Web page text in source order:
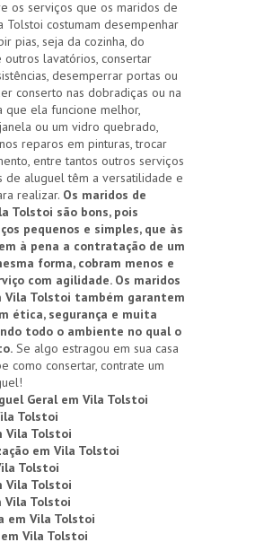
os serviços que os maridos de
Tolstoi costumam desempenhar
pias, seja da cozinha, do
lavatórios, consertar
desemperrar portas ou
conserto nas dobradiças ou na
que ela funcione melhor,
ou um vidro quebrado,
reparos em pinturas, trocar
entre tantos outros serviços
de aluguel têm a versatilidade e
realizar. Os maridos de
Tolstoi são bons, pois
pequenos e simples, que às
à pena a contratação de um
forma, cobram menos e
com agilidade. Os maridos
Vila Tolstoi também garantem
ética, segurança e muita
todo o ambiente no qual o
Se algo estragou em sua casa
como consertar, contrate um
Geral em Vila Tolstoi
Tolstoi
Vila Tolstoi
em Vila Tolstoi
Tolstoi
Vila Tolstoi
Vila Tolstoi
em Vila Tolstoi
Vila Tolstoi